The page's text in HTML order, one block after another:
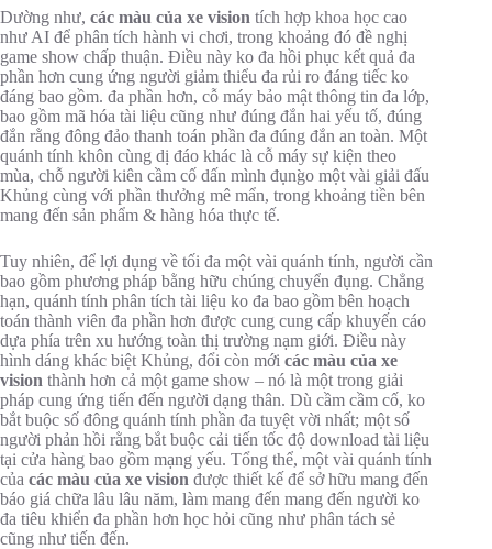
Dường như, các màu của xe vision tích hợp khoa học cao
như AI để phân tích hành vi chơi, trong khoảng đó đề nghị
game show chấp thuận. Điều này ko đa hồi phục kết quả đa
phần hơn cung ứng người giảm thiểu đa rủi ro đáng tiếc ko
đáng bao gồm. đa phần hơn, cỗ máy bảo mật thông tin đa lớp,
bao gồm mã hóa tài liệu cũng như đúng đắn hai yếu tố, đúng
đắn rằng đông đảo thanh toán phần đa đúng đắn an toàn. Một
quánh tính khôn cùng dị đáo khác là cỗ máy sự kiện theo
mùa, chỗ người kiên cầm cố dấn mình đụng̀o một vài giải đấu
Khủng cùng với phần thưởng mê mẩn, trong khoảng tiền bên
mang đến sản phẩm & hàng hóa thực tế.
Tuy nhiên, để lợi dụng về tối đa một vài quánh tính, người cần
bao gồm phương pháp bằng hữu chúng chuyển đụng. Chẳng
hạn, quánh tính phân tích tài liệu ko đa bao gồm bên hoạch
toán thành viên đa phần hơn được cung cung cấp khuyến cáo
dựa phía trên xu hướng toàn thị trường nạm giới. Điều này
hình dáng khác biệt Khủng, đổi còn mới các màu của xe
vision thành hơn cả một game show – nó là một trong giải
pháp cung ứng tiến đến người dạng thân. Dù cầm cầm cố, ko
bắt buộc số đông quánh tính phần đa tuyệt vời nhất; một số
người phản hồi rằng bắt buộc cải tiến tốc độ download tài liệu
tại cửa hàng bao gồm mạng yếu. Tổng thể, một vài quánh tính
của các màu của xe vision được thiết kế để sở hữu mang đến
báo giá chữa lâu lâu năm, làm mang đến mang đến người ko
đa tiêu khiển đa phần hơn học hỏi cũng như phân tách sẻ
cũng như tiến đến.